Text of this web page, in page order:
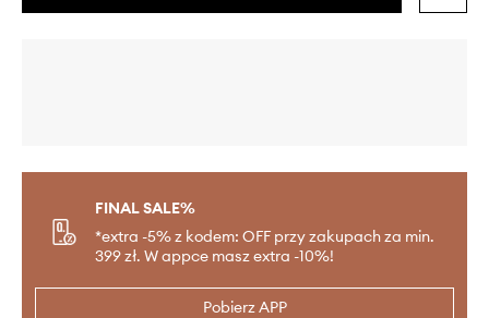
FINAL SALE%
*extra -5% z kodem: OFF przy zakupach za min.
399 zł. W appce masz extra -10%!
Pobierz APP